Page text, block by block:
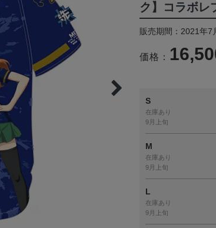
ク】コラボレ
販売期間：2021年
価格：
S
在庫あり
9月上旬
M
在庫あり
9月上旬
L
在庫あり
9月上旬